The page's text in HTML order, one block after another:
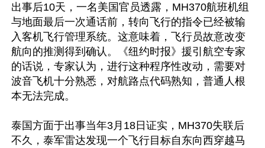
出事后10天，一名美国官员透露，MH370航班机组
与地面最后一次通话前，转向飞行的指令已经被输
入客机飞行管理系统。这意味着，飞行员故意改变
航向的推测得到确认。《纽约时报》援引航空专家
的话说，专家认为，进行这种程序性改动，需要对
波音飞机十分熟悉，对航路点代码熟知，普通人根
本无法完成。
泰国方面于出事当年3月18日证实，MH370失联后
不久，泰军雷达发现一个飞行目标自东向西穿越马